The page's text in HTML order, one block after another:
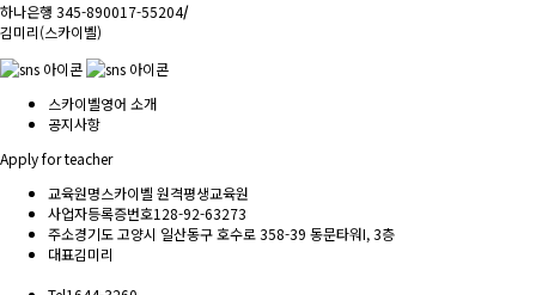
하나은행 345-890017-55204/
김미리(스카이벨)
스카이벨영어 소개
공지사항
Apply for teacher
교육원명스카이벨 원격평생교육원
사업자등록증번호128-92-63273
주소경기도 고양시 일산동구 호수로 358-39 동문타워I, 3층
대표김미리